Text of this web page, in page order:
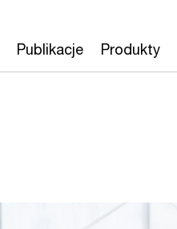
Publikacje Produkty